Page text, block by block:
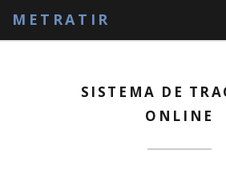
METRATIR
SISTEMA DE
ONLINE